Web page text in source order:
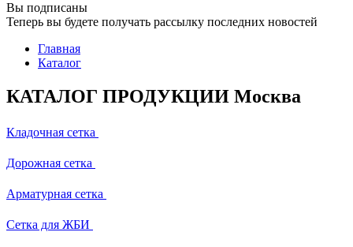
Вы подписаны
Теперь вы будете получать рассылку последних новостей
Главная
Каталог
КАТАЛОГ ПРОДУКЦИИ Москва
Кладочная сетка
Дорожная сетка
Арматурная сетка
Сетка для ЖБИ